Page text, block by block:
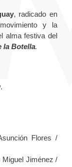
, radicado en
y la
alma festiva del
la Botella.
Flores /
Miguel Jiménez /